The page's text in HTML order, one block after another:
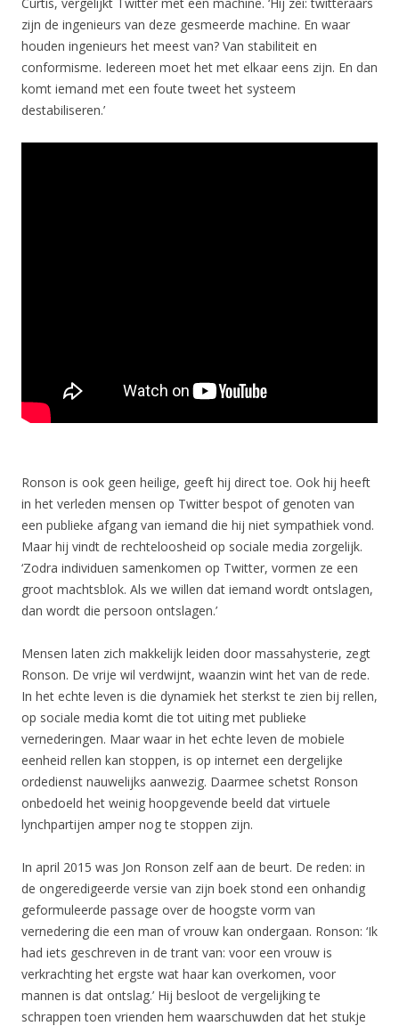
zijn de ingenieurs van deze gesmeerde machine. En waar
houden ingenieurs het meest van? Van stabiliteit en
conformisme. Iedereen moet het met elkaar eens zijn. En dan
komt iemand met een foute tweet het systeem
destabiliseren.’
Ronson is ook geen heilige, geeft hij direct toe. Ook hij heeft
in het verleden mensen op Twitter bespot of genoten van
een publieke afgang van iemand die hij niet sympathiek vond.
Maar hij vindt de rechteloosheid op sociale media zorgelijk.
‘Zodra individuen samenkomen op Twitter, vormen ze een
groot machtsblok. Als we willen dat iemand wordt ontslagen,
dan wordt die persoon ontslagen.’
Mensen laten zich makkelijk leiden door massahysterie, zegt
Ronson. De vrije wil verdwijnt, waanzin wint het van de rede.
In het echte leven is die dynamiek het sterkst te zien bij rellen,
op sociale media komt die tot uiting met publieke
vernederingen. Maar waar in het echte leven de mobiele
eenheid rellen kan stoppen, is op internet een dergelijke
ordedienst nauwelijks aanwezig. Daarmee schetst Ronson
onbedoeld het weinig hoopgevende beeld dat virtuele
lynchpartijen amper nog te stoppen zijn.
In april 2015 was Jon Ronson zelf aan de beurt. De reden: in
de ongeredigeerde versie van zijn boek stond een onhandig
geformuleerde passage over de hoogste vorm van
vernedering die een man of vrouw kan ondergaan. Ronson: ‘Ik
had iets geschreven in de trant van: voor een vrouw is
verkrachting het ergste wat haar kan overkomen, voor
mannen is dat ontslag.’ Hij besloot de vergelijking te
schrappen toen vrienden hem waarschuwden dat het stukje